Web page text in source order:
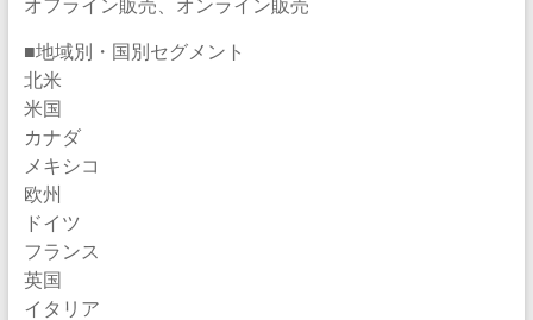
■地域別・国別セグメント
北米
米国
カナダ
メキシコ
欧州
ドイツ
フランス
英国
イタリア